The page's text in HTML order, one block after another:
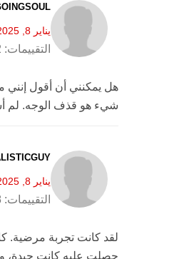
يناير 8, 2025
التقييمات:
هل يمكنني أن أقول
شيء هو قذف الوجه. لم
يناير 8, 2025
التقييمات:
لقد كانت تجربة مرضية.
حصلت عليه كانت جيدة،